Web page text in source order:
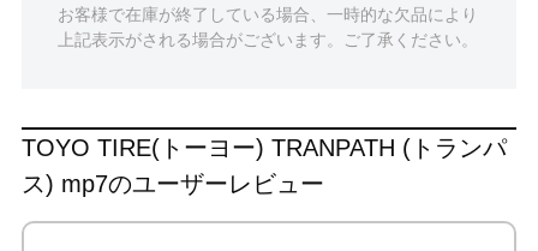
お客様で在庫が終了している場合、一時的な欠品により
上記表示がされる場合がございます。ご了承ください。
TOYO TIRE(トーヨー) TRANPATH (トランパ
ス) mp7のユーザーレビュー